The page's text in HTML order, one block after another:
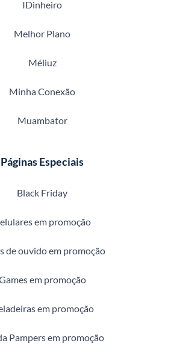
IDinheiro
Melhor Plano
Méliuz
Minha Conexão
Muambator
Páginas Especiais
Black Friday
em promoção
de ouvido em promoção
em promoção
em promoção
Pampers em promoção